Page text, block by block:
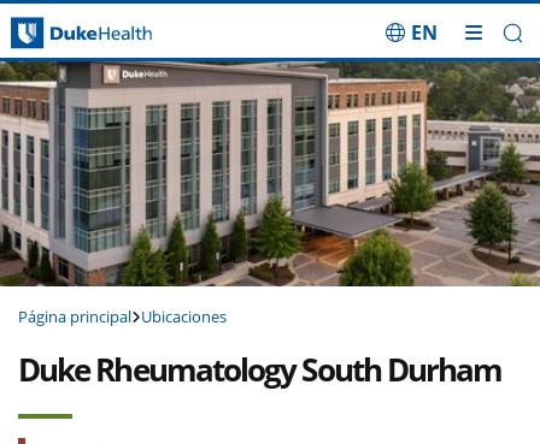
Saltar navegación
EN
Página principal Ubicaciones
Duke Rheumatology South Durham